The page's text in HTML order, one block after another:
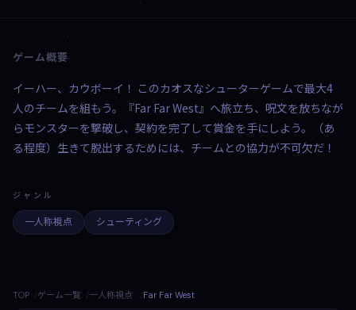
ゲーム概要
イーハー、カウボーイ！ このカオスなシューターゲームで最大4
人のチームを組もう。『Far Far West』へ旅立ち、呪文を放ちなが
らモンスターを撃破し、契約を完了して賞金を手にしよう。（あ
る程度）生きて脱出するためには、チームとの協力が不可欠だ！
ジャンル
一人称視点 シューティング
TOP ゲーム一覧 一人称視点 Far Far West